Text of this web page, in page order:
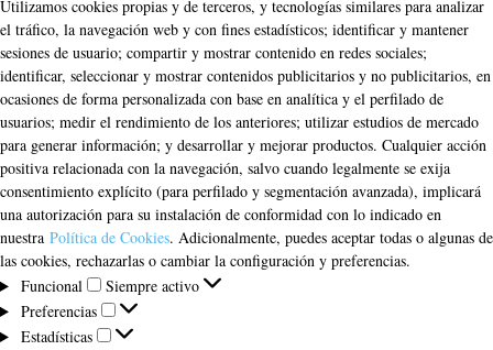
Utilizamos cookies propias y de terceros, y tecnologías similares para analizar
el tráfico, la navegación web y con fines estadísticos; identificar y mantener
sesiones de usuario; compartir y mostrar contenido en redes sociales;
identificar, seleccionar y mostrar contenidos publicitarios y no publicitarios, en
ocasiones de forma personalizada con base en analítica y el perfilado de
usuarios; medir el rendimiento de los anteriores; utilizar estudios de mercado
para generar información; y desarrollar y mejorar productos. Cualquier acción
positiva relacionada con la navegación, salvo cuando legalmente se exija
consentimiento explícito (para perfilado y segmentación avanzada), implicará
una autorización para su instalación de conformidad con lo indicado en
nuestra Política de Cookies. Adicionalmente, puedes aceptar todas o algunas de
las cookies, rechazarlas o cambiar la configuración y preferencias.
Funcional
Funcional
Siempre activo
Preferencias
Preferencias
Estadísticas
Estadísticas